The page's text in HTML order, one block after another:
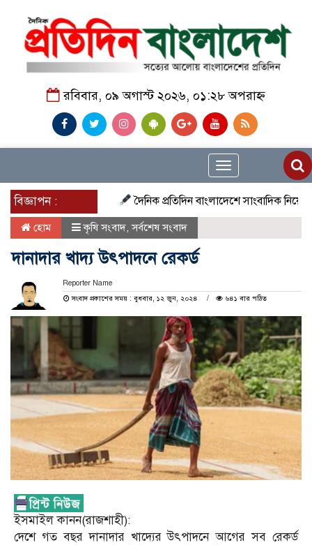
রবিবার, ০৯ অগাস্ট ২০২৬, ০১:২৮ অপরাহ্ন
Toggle
navigation
বিজ্ঞাপন :
দৈনিক প্রতিদিন বাংলাদেশে সাংবাদিক নিয়োগ
হোম কৃষি সংবাদ,সর্বশেষ সংবাদ
দানাদার খাদ্য উৎপাদনে রেকর্ড
Reporter Name
সংবাদ প্রকাশের সময় : বুধবার, ১২ জুন, ২০২৪
৬৪১ বার পঠিত
ইসমাইল কানন(রাজশাহী):
দেশে গত বছর দানাদার খাদ্যের উৎপাদনে আগের সব রেকর্ড